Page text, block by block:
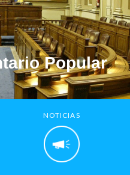
Popular
NOTICIAS